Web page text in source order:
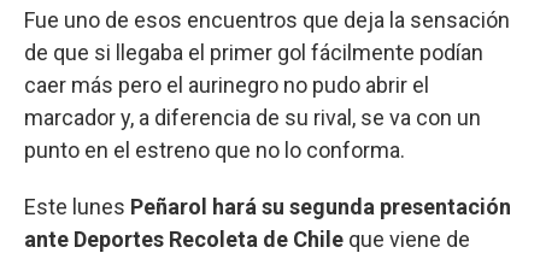
Fue uno de esos encuentros que deja la sensación
de que si llegaba el primer gol fácilmente podían
caer más pero el aurinegro no pudo abrir el
marcador y, a diferencia de su rival, se va con un
punto en el estreno que no lo conforma.
Este lunes Peñarol hará su segunda presentación
ante Deportes Recoleta de Chile que viene de